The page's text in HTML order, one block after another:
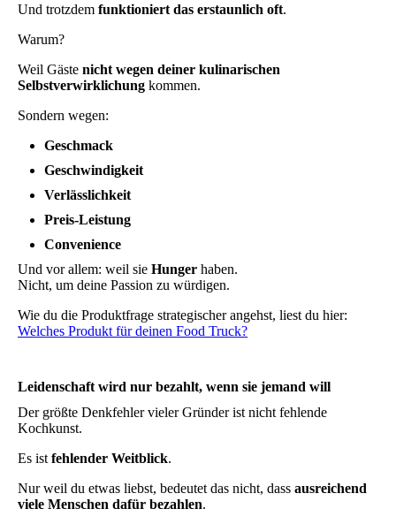
Und trotzdem funktioniert das erstaunlich oft.
Warum?
Weil Gäste nicht wegen deiner kulinarischen
Selbstverwirklichung kommen.
Sondern wegen:
Geschmack
Geschwindigkeit
Verlässlichkeit
Preis-Leistung
Convenience
Und vor allem: weil sie Hunger haben.
Nicht, um deine Passion zu würdigen.
Wie du die Produktfrage strategischer angehst, liest du hier:
Welches Produkt für deinen Food Truck?
Leidenschaft wird nur bezahlt, wenn sie jemand will
Der größte Denkfehler vieler Gründer ist nicht fehlende
Kochkunst.
Es ist fehlender Weitblick.
Nur weil du etwas liebst, bedeutet das nicht, dass ausreichend
viele Menschen dafür bezahlen.